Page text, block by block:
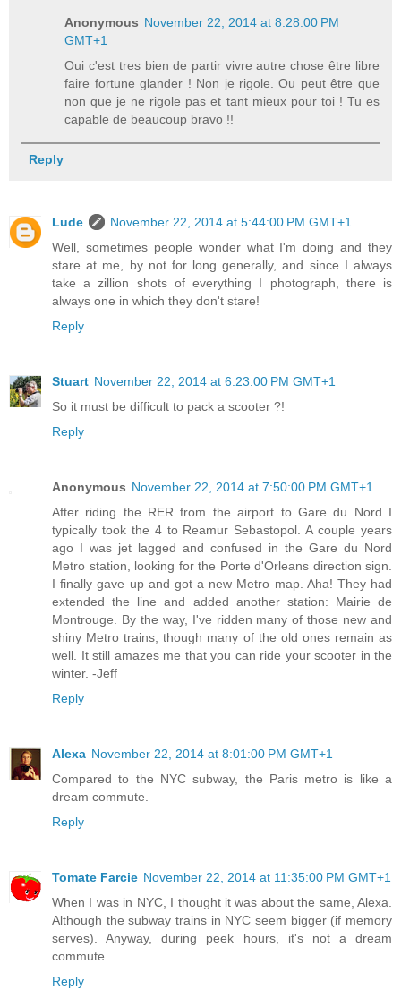
Anonymous November 22, 2014 at 8:28:00 PM
GMT+1
Oui c'est tres bien de partir vivre autre chose être libre
faire fortune glander ! Non je rigole. Ou peut être que
non que je ne rigole pas et tant mieux pour toi ! Tu es
capable de beaucoup bravo !!
Reply
Lude
November 22, 2014 at 5:44:00 PM GMT+1
Well, sometimes people wonder what I'm doing and they
stare at me, by not for long generally, and since I always
take a zillion shots of everything I photograph, there is
always one in which they don't stare!
Reply
Stuart November 22, 2014 at 6:23:00 PM GMT+1
So it must be difficult to pack a scooter ?!
Reply
Anonymous November 22, 2014 at 7:50:00 PM GMT+1
After riding the RER from the airport to Gare du Nord I
typically took the 4 to Reamur Sebastopol. A couple years
ago I was jet lagged and confused in the Gare du Nord
Metro station, looking for the Porte d'Orleans direction sign.
I finally gave up and got a new Metro map. Aha! They had
extended the line and added another station: Mairie de
Montrouge. By the way, I've ridden many of those new and
shiny Metro trains, though many of the old ones remain as
well. It still amazes me that you can ride your scooter in the
winter. -Jeff
Reply
Alexa November 22, 2014 at 8:01:00 PM GMT+1
Compared to the NYC subway, the Paris metro is like a
dream commute.
Reply
Tomate Farcie November 22, 2014 at 11:35:00 PM GMT+1
When I was in NYC, I thought it was about the same, Alexa.
Although the subway trains in NYC seem bigger (if memory
serves). Anyway, during peek hours, it's not a dream
commute.
Reply